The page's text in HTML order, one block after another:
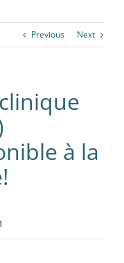
Previous Next
à la